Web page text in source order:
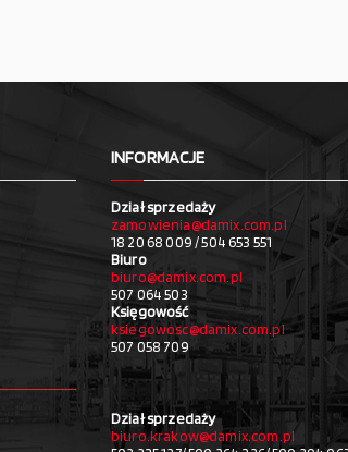
INFORMACJE
Dział sprzedaży
zamowienia@damix.com.pl
18 20 68 009 / 504 653 551
Biuro
biuro@damix.com.pl
507 064 503
Księgowość
ksiegowosc@damix.com.pl
507 058 709
Dział sprzedaży
biuro.krakow@damix.com.pl